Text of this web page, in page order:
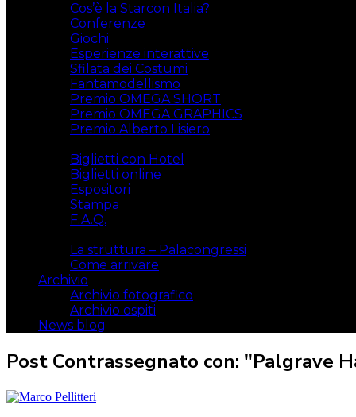
Cos’è la Starcon Italia?
Conferenze
Giochi
Esperienze interattive
Sfilata dei Costumi
Fantamodellismo
Premio OMEGA SHORT
Premio OMEGA GRAPHICS
Premio Alberto Lisiero
Biglietti con Hotel
Biglietti online
Espositori
Stampa
F.A.Q.
La struttura – Palacongressi
Come arrivare
Archivio
Archivio fotografico
Archivio ospiti
News blog
Post Contrassegnato con: "Palgrave